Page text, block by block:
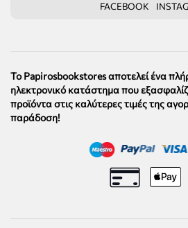
FACEBOOK
Το Papirosbookstores αποτελεί ένα
ηλεκτρονικό κατάστημα που
προϊόντα στις καλύτερες τιμές της
παράδοση!